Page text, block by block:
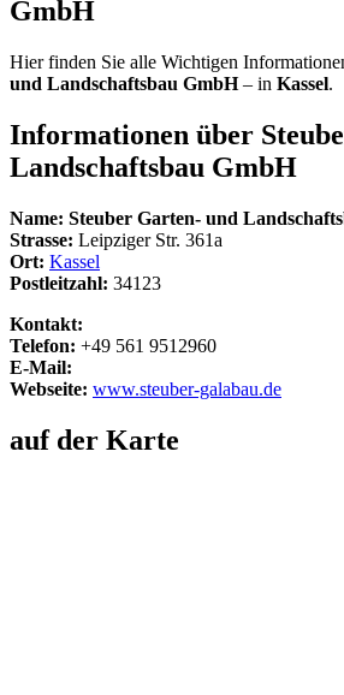
GmbH
Hier finden Sie alle Wichtigen
und Landschaftsbau GmbH– in Kassel.
Informationen über
Landschaftsbau GmbH
Name: Steuber Garten- und
Strasse: Leipziger Str. 361a
Ort: Kassel
Postleitzahl: 34123
Kontakt:
Telefon: +49 561 9512960
E-Mail:
Webseite: www.steuber-galabau.de
auf der Karte